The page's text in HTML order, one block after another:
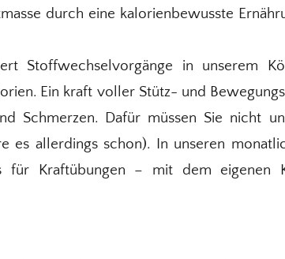
durch eine kalorienbewusste
Stoffwechselvorgänge in unserem
Ein kraft voller Stütz- und
Schmerzen. Dafür müssen Sie nicht
es allerdings schon). In unseren
für Kraftübungen – mit dem eigenen